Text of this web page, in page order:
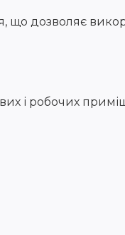
дозволяє
і робочих